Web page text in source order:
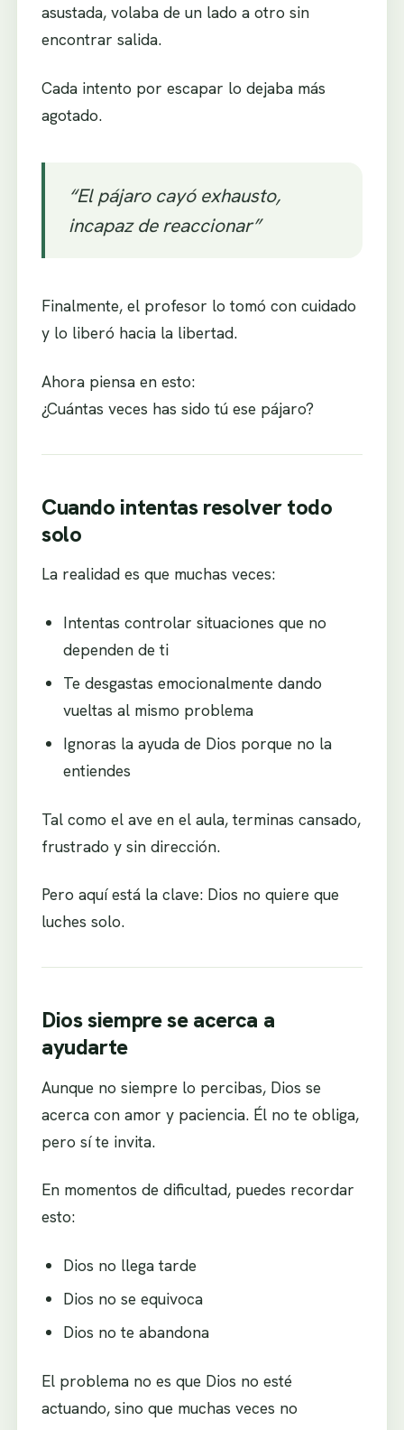
asustada, volaba de un lado a otro sin
encontrar salida.
Cada intento por escapar lo dejaba más
agotado.
“El pájaro cayó exhausto,
incapaz de reaccionar”
Finalmente, el profesor lo tomó con cuidado
y lo liberó hacia la libertad.
Ahora piensa en esto:
¿Cuántas veces has sido tú ese pájaro?
Cuando intentas resolver todo
solo
La realidad es que muchas veces:
Intentas controlar situaciones que no
dependen de ti
Te desgastas emocionalmente dando
vueltas al mismo problema
Ignoras la ayuda de Dios porque no la
entiendes
Tal como el ave en el aula, terminas cansado,
frustrado y sin dirección.
Pero aquí está la clave: Dios no quiere que
luches solo.
Dios siempre se acerca a
ayudarte
Aunque no siempre lo percibas, Dios se
acerca con amor y paciencia. Él no te obliga,
pero sí te invita.
En momentos de dificultad, puedes recordar
esto:
Dios no llega tarde
Dios no se equivoca
Dios no te abandona
El problema no es que Dios no esté
actuando, sino que muchas veces no